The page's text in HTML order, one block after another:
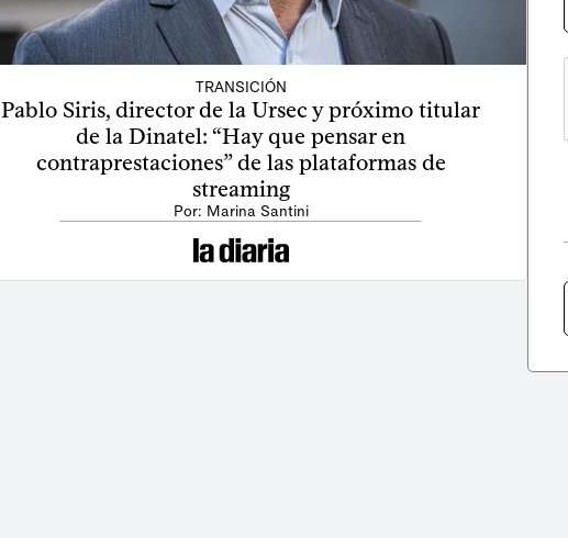
TRANSICIÓN
Pablo Siris, director de la Ursec y próximo titular
de la Dinatel: “Hay que pensar en
contraprestaciones” de las plataformas de
streaming
Por: Marina Santini